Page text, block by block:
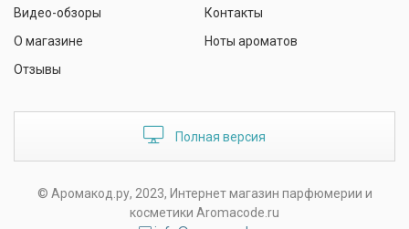
Видео-обзоры
О магазине
Отзывы
Контакты
Ноты ароматов
Полная версия
© Аромакод.ру, 2023, Интернет магазин парфюмерии и
косметики Aromacode.ru